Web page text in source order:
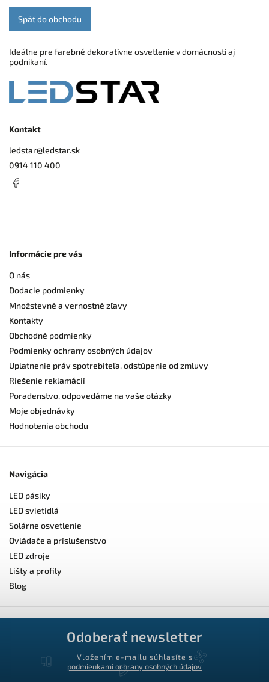
Späť do obchodu
Ideálne pre farebné dekoratívne osvetlenie v domácnosti aj
podnikaní.
Kontakt
ledstar@ledstar.sk
0914 110 400
Informácie pre vás
O nás
Dodacie podmienky
Množstevné a vernostné zľavy
Kontakty
Obchodné podmienky
Podmienky ochrany osobných údajov
Uplatnenie práv spotrebiteľa, odstúpenie od zmluvy
Riešenie reklamácií
Poradenstvo, odpovedáme na vaše otázky
Moje objednávky
Hodnotenia obchodu
Navigácia
LED pásiky
LED svietidlá
Solárne osvetlenie
Ovládače a príslušenstvo
LED zdroje
Lišty a profily
Blog
Odoberať newsletter
Vložením e-mailu súhlasíte s
podmienkami ochrany osobných údajov